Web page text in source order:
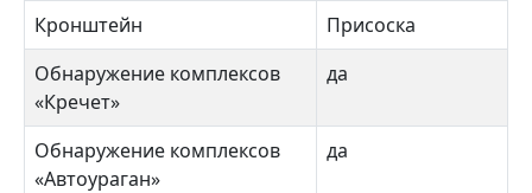
Кронштейн
Присоска
Обнаружение комплексов
«Кречет»
да
Обнаружение комплексов
«Автоураган»
да